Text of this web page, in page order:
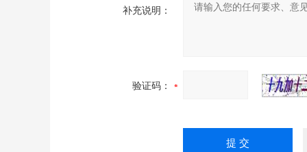
补充说明：
验证码：